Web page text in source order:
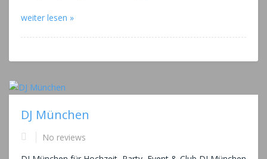
weiter lesen »
DJ München
No reviews